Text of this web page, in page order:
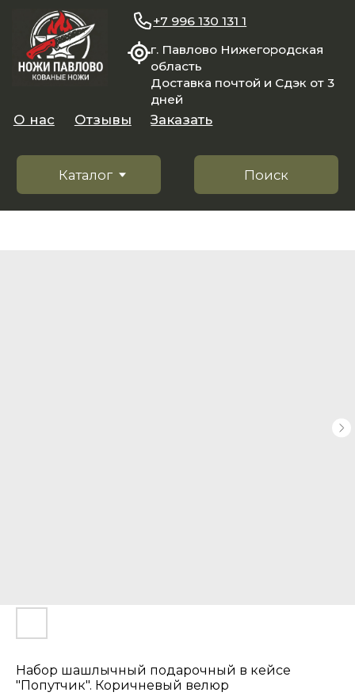
область
Доставка почтой и Сдэк от 3
Поиск
Каталог
Заказать
+7 996 130 131 1
Набор шашлычный подарочный в кейсе
"Попутчик". Коричневый велюр